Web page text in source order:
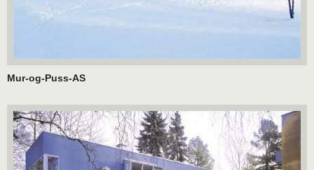
Mur-og-Puss-AS